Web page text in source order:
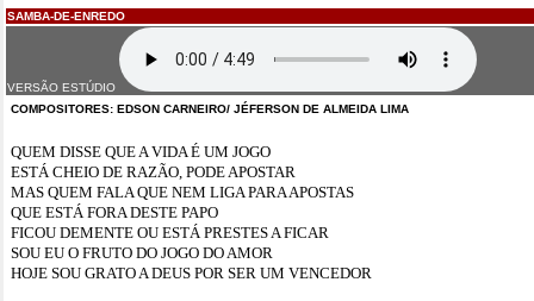
SAMBA-DE-ENREDO
VERSÃO ESTÚDIO
COMPOSITORES: EDSON CARNEIRO/ JÉFERSON DE ALMEIDA LIMA
QUEM DISSE QUE A VIDA É UM JOGO
ESTÁ CHEIO DE RAZÃO, PODE APOSTAR
MAS QUEM FALA QUE NEM LIGA PARA APOSTAS
QUE ESTÁ FORA DESTE PAPO
FICOU DEMENTE OU ESTÁ PRESTES A FICAR
SOU EU O FRUTO DO JOGO DO AMOR
HOJE SOU GRATO A DEUS POR SER UM VENCEDOR